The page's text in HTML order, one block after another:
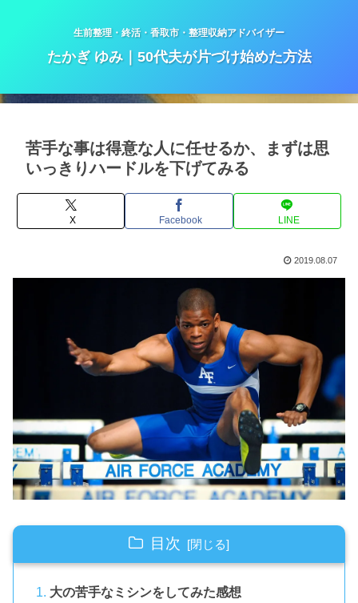
生前整理・終活・香取市・整理収納アドバイザー
たかぎ ゆみ｜50代夫が片づけ始めた方法
苦手な事は得意な人に任せるか、まずは思
いっきりハードルを下げてみる
X Facebook LINE
2019.08.07
目次
大の苦手なミシンをしてみた感想